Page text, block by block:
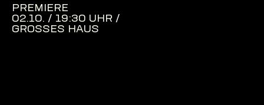
PREMIERE
02.10. / 19:30 UHR /
GROSSES HAUS